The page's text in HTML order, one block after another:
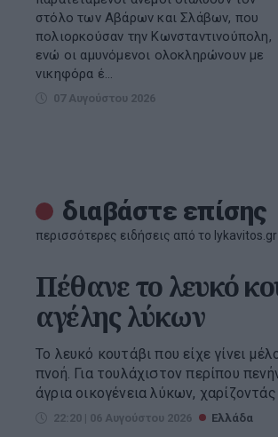
στόλο των Αβάρων και Σλάβων, που
πολιορκούσαν την Κωνσταντινούπολη,
ενώ οι αμυνόμενοι ολοκληρώνουν με
νικηφόρα έ...
07 Αυγούστου 2026
διαβάστε επίσης
περισσότερες ειδήσεις από το lykavitos.gr
Πέθανε το λευκό
αγέλης λύκων
Το λευκό κουτάβι που είχε γίνει
πνοή. Για τουλάχιστον περίπου
άγρια οικογένεια λύκων,
22:20 | 06 Αυγούστου 2026 Ελλάδα